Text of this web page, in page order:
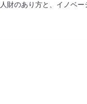
財のあり方と、イノベ